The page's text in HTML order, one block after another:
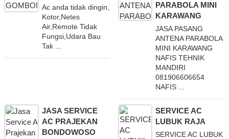
Ac anda tidak dingin,
Kotor,Netes
Air,Remote Tidak
Fungsi,Udara Bau
Tak ...
PARABOLA MINI
KARAWANG
JASA PASANG
ANTENA PARABOLA
MINI KARAWANG
NAFIS TEHNIK
MANDIRI
081906606654
NAFIS ...
JASA SERVICE
AC PRAJEKAN
BONDOWOSO
SERVICE AC
LUBUK RAJA
SERVICE AC LUBUK